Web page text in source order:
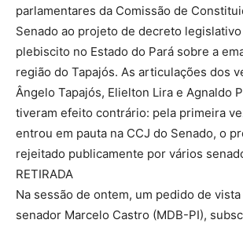
parlamentares da Comissão de
Senado ao projeto de decreto legislativo
plebiscito no Estado do Pará sobre a
região do Tapajós. As articulações dos
Ângelo Tapajós, Elielton Lira e Agnaldo
tiveram efeito contrário: pela primeira
entrou em pauta na CCJ do Senado, o
rejeitado publicamente por vários
RETIRADA
Na sessão de ontem, um pedido de
senador Marcelo Castro (MDB-PI),